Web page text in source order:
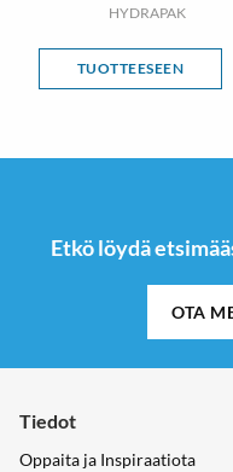
HYDRAPAK
TUOTTEESEEN
Etkö löydä
OTA
Tiedot
Oppaita ja Inspiraatiota